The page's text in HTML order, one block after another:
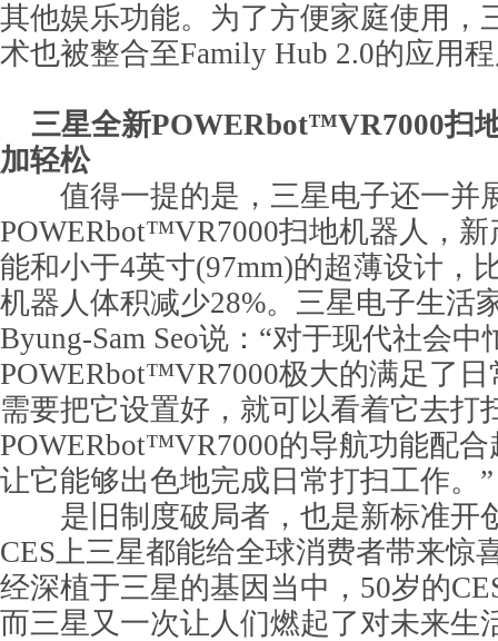
其他娱乐功能。为了方便家庭使用，
术也被整合至Family Hub 2.0的应用
三星全新POWERbot™VR7000扫
加轻松
值得一提的是，三星电子还一并
POWERbot™VR7000扫地机器人，
能和小于4英寸(97mm)的超薄设计，
机器人体积减少28%。三星电子生活
Byung-Sam Seo说：“对于现代社会
POWERbot™VR7000极大的满足了
需要把它设置好，就可以看着它去打
POWERbot™VR7000的导航功能配
让它能够出色地完成日常打扫工作。”
是旧制度破局者，也是新标准开
CES上三星都能给全球消费者带来惊
经深植于三星的基因当中，50岁的
而三星又一次让人们燃起了对未来生